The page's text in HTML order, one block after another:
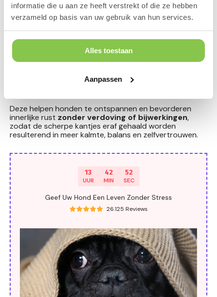
informatie die u aan ze heeft verstrekt of die ze hebben
verzameld op basis van uw gebruik van hun services.
Alles toestaan
Aanpassen
Heb je je nooit af gevraagd waarom sommige andere
zonder aanleiding
agressief doen naar je hond
tijdens de wandeling?
Dan heeft dit meestal maken met feromonen die je
hond af scheidt en waar andere honden verschillend op
kunnen reageren.
bestaat? Dat van moederhonden. Het kalmeert pups
Deze helpen honden te ontspannen en bevorderen
innerlijke rust zonder verdoving of bijwerkingen,
zodat de scherpe kantjes eraf gehaald worden
resulterend in meer kalmte, balans en zelfvertrouwen.
13
UUR
42
MIN
51
SEC
Geef Uw Hond Een Leven Zonder Stress
26.125 Reviews